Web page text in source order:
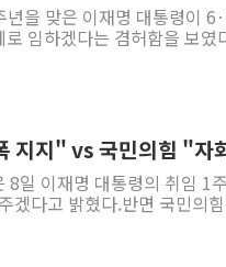
을 맞은 이재명 대통령이
임하겠다는 겸허함을 보였
지지" vs 국민의힘 "자
일 이재명 대통령의 취임 1
겠다고 밝혔다.반면 국민의